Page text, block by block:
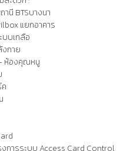
นี BTSบางนา
แยกอาคาร
บบเกลือ
กาย
ห้องคุณหนู
การระบบ Access Card Control